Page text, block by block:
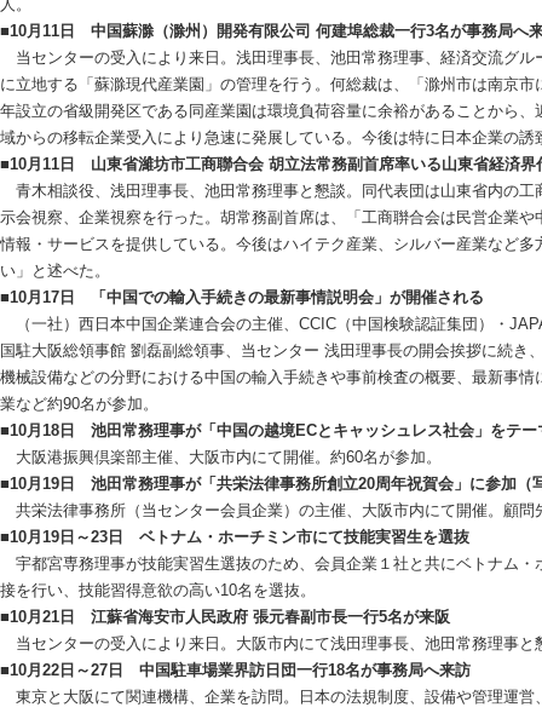
人。
■10月11日 中国蘇滁（滁州）開発有限公司 何建埠総裁一行3名が事務局へ
当センターの受入により来日。浅田理事長、池田常務理事、経済交流グル
に立地する「蘇滁現代産業園」の管理を行う。何総裁は、「滁州市は南京
年設立の省級開発区である同産業園は環境負荷容量に余裕があることから
域からの移転企業受入により急速に発展している。今後は特に日本企業の
■10月11日 山東省濰坊市工商聯合会 胡立法常務副首席率いる山東省経済界
青木相談役、浅田理事長、池田常務理事と懇談。同代表団は山東省内の工
示会視察、企業視察を行った。胡常務副首席は、「工商聨合会は民営企業
情報・サービスを提供している。今後はハイテク産業、シルバー産業など
い」と述べた。
■10月17日 「中国での輸入手続きの最新事情説明会」が開催される
（一社）西日本中国企業連合会の主催、CCIC（中国検験認証集団）・
国駐大阪総領事館 劉磊副総領事、当センター 浅田理事長の開会挨拶に続き
機械設備などの分野における中国の輸入手続きや事前検査の概要、最新事
業など約90名が参加。
■10月18日 池田常務理事が「中国の越境ECとキャッシュレス社会」をテー
大阪港振興倶楽部主催、大阪市内にて開催。約60名が参加。
■10月19日 池田常務理事が「共栄法律事務所創立20周年祝賀会」に参加（
共栄法律事務所（当センター会員企業）の主催、大阪市内にて開催。顧問
■10月19日～23日 ベトナム・ホーチミン市にて技能実習生を選抜
宇都宮専務理事が技能実習生選抜のため、会員企業１社と共にベトナム・
接を行い、技能習得意欲の高い10名を選抜。
■10月21日 江蘇省海安市人民政府 張元春副市長一行5名が来阪
当センターの受入により来日。大阪市内にて浅田理事長、池田常務理事と
■10月22日～27日 中国駐車場業界訪日団一行18名が事務局へ来訪
東京と大阪にて関連機構、企業を訪問。日本の法規制度、設備や管理運営